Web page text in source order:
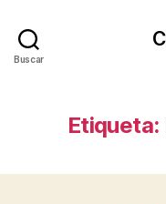
Buscar
Etiqueta: